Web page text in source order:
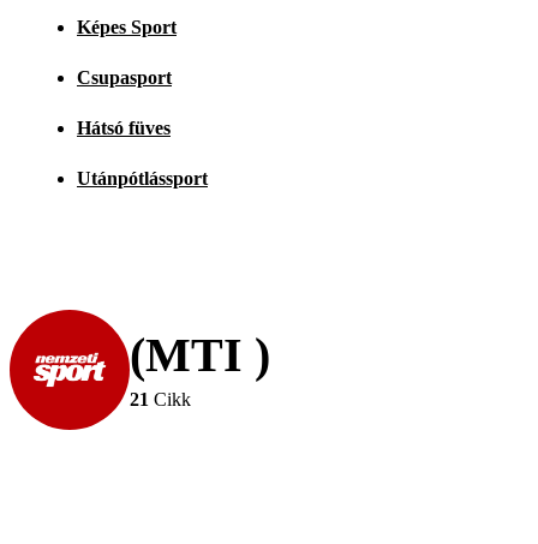
Képes Sport
Csupasport
Hátsó füves
Utánpótlássport
(MTI )
21 Cikk